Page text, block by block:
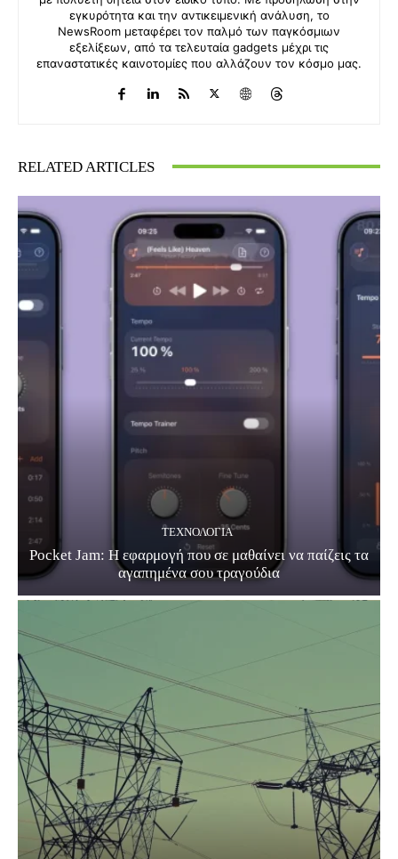
εγκυρότητα και την αντικειμενική ανάλυση, το
NewsRoom μεταφέρει τον παλμό των παγκόσμιων
εξελίξεων, από τα τελευταία gadgets μέχρι τις
επαναστατικές καινοτομίες που αλλάζουν τον κόσμο μας.
RELATED ARTICLES
ΤΕΧΝΟΛΟΓΊΑ
Pocket Jam: Η εφαρμογή που σε μαθαίνει να παίζεις τα
αγαπημένα σου τραγούδια